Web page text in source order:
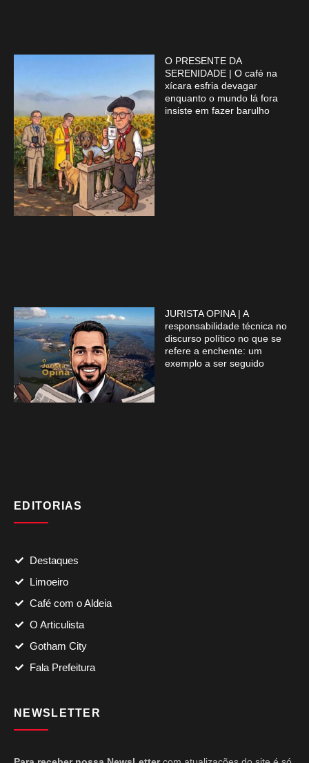
O PRESENTE DA
SERENIDADE | O café na
xícara esfria devagar
enquanto o mundo lá fora
insiste em fazer barulho
JURISTA OPINA | A
responsabilidade técnica no
discurso político no que se
refere a enchente: um
exemplo a ser seguido
EDITORIAS
Destaques
Limoeiro
Café com o Aldeia
O Articulista
Gotham City
Fala Prefeitura
NEWSLETTER